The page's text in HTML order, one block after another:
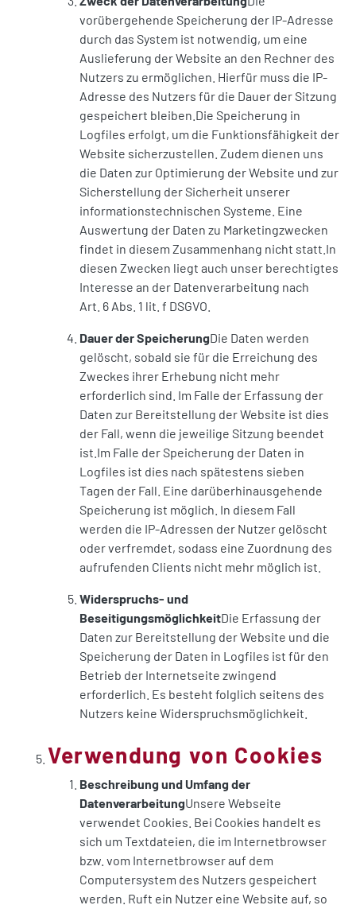
vorübergehende Speicherung der IP-Adresse
durch das System ist notwendig, um eine
Auslieferung der Website an den Rechner des
Nutzers zu ermöglichen. Hierfür muss die IP-
Adresse des Nutzers für die Dauer der Sitzung
gespeichert bleiben.Die Speicherung in
Logfiles erfolgt, um die Funktionsfähigkeit der
Website sicherzustellen. Zudem dienen uns
die Daten zur Optimierung der Website und zur
Sicherstellung der Sicherheit unserer
informationstechnischen Systeme. Eine
Auswertung der Daten zu Marketingzwecken
findet in diesem Zusammenhang nicht statt.In
diesen Zwecken liegt auch unser berechtigtes
Interesse an der Datenverarbeitung nach
Art. 6 Abs. 1 lit. f DSGVO.
Dauer der SpeicherungDie Daten werden
gelöscht, sobald sie für die Erreichung des
Zweckes ihrer Erhebung nicht mehr
erforderlich sind. Im Falle der Erfassung der
Daten zur Bereitstellung der Website ist dies
der Fall, wenn die jeweilige Sitzung beendet
ist.Im Falle der Speicherung der Daten in
Logfiles ist dies nach spätestens sieben
Tagen der Fall. Eine darüberhinausgehende
Speicherung ist möglich. In diesem Fall
werden die IP-Adressen der Nutzer gelöscht
oder verfremdet, sodass eine Zuordnung des
aufrufenden Clients nicht mehr möglich ist.
Widerspruchs- und
BeseitigungsmöglichkeitDie Erfassung der
Daten zur Bereitstellung der Website und die
Speicherung der Daten in Logfiles ist für den
Betrieb der Internetseite zwingend
erforderlich. Es besteht folglich seitens des
Nutzers keine Widerspruchsmöglichkeit.
Verwendung von Cookies
Beschreibung und Umfang der
DatenverarbeitungUnsere Webseite
verwendet Cookies. Bei Cookies handelt es
sich um Textdateien, die im Internetbrowser
bzw. vom Internetbrowser auf dem
Computersystem des Nutzers gespeichert
werden. Ruft ein Nutzer eine Website auf, so